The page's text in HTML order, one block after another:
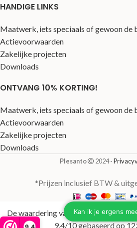
9,4
HANDIGE LINKS
Maatwerk, iets speciaals of gewoon de
Actievoorwaarden
Zakelijke projecten
Downloads
ONTVANG 10% KORTING!
Maatwerk, iets speciaals of gewoon de
Actievoorwaarden
Zakelijke projecten
Downloads
Plesanto 2024-
*Prijzen inclusief BTW &
De waardering van plesanto.nl/ bij
9.4/10 gebaseerd op